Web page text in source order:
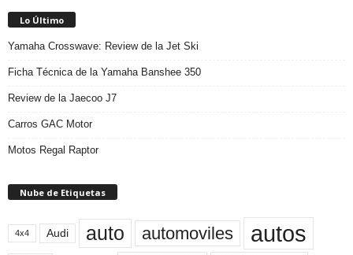
Lo Último
Yamaha Crosswave: Review de la Jet Ski
Ficha Técnica de la Yamaha Banshee 350
Review de la Jaecoo J7
Carros GAC Motor
Motos Regal Raptor
Nube de Etiquetas
4x4 Audi auto automoviles autos